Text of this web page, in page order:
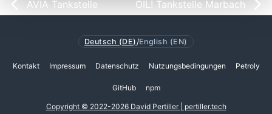
AVIA Tankstelle OIL! Tankstelle Marbach
Deutsch (DE) /English (EN)
Kontakt Impressum Datenschutz Nutzungsbedingungen Petroly
GitHub npm
Copyright © 2022-2026 David Pertiller | pertiller.tech